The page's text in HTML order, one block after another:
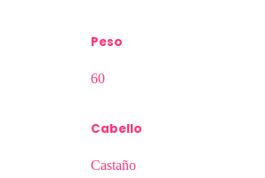
Peso
60
Cabello
Castaño